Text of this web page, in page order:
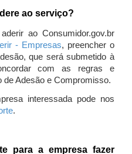
ao serviço?
ao Consumidor.gov.br
- Empresas, preencher o
que será submetido à
com as regras e
de Adesão e Compromisso.
interessada pode nos
.
para a empresa fazer